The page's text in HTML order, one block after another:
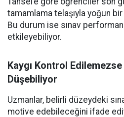
tamamlama telaşıyla yoğun
Bu durum ise sınav
etkileyebiliyor.
Kaygı Kontrol
Düşebiliyor
Uzmanlar, belirli düzeydeki
motive edebileceğini ifade